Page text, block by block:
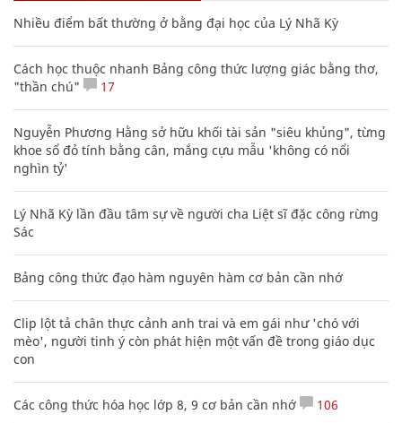
Nhiều điểm bất thường ở bằng đại học của Lý Nhã Kỳ
Cách học thuộc nhanh Bảng công thức lượng giác bằng thơ,
"thần chú"
17
Nguyễn Phương Hằng sở hữu khối tài sản "siêu khủng", từng
khoe sổ đỏ tính bằng cân, mắng cựu mẫu 'không có nổi
nghìn tỷ'
Lý Nhã Kỳ lần đầu tâm sự về người cha Liệt sĩ đặc công rừng
Sác
Bảng công thức đạo hàm nguyên hàm cơ bản cần nhớ
Clip lột tả chân thực cảnh anh trai và em gái như 'chó với
mèo', người tinh ý còn phát hiện một vấn đề trong giáo dục
con
Các công thức hóa học lớp 8, 9 cơ bản cần nhớ 106